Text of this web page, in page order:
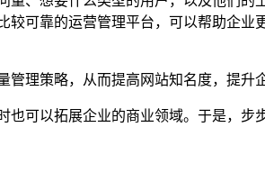
可靠的运营管理平台，可以帮助企业
理策略，从而提高网站知名度，提升
可以拓展企业的商业领域。于是，步